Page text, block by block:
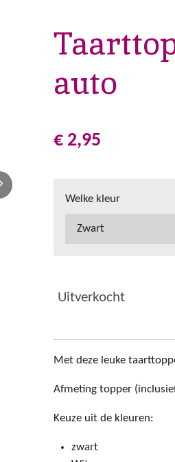
auto
€ 2,95
Welke kleur
Uitverkocht
Met deze leuke
Afmeting topper
Keuze uit de kleuren:
zwart